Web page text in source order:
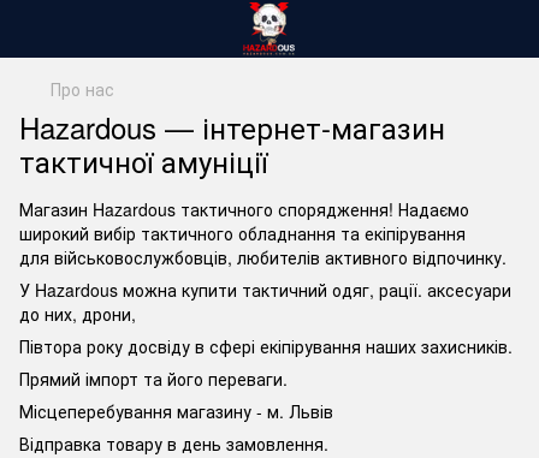
Про нас
Hazardous — інтернет-магазин
тактичної амуніції
Магазин Hazardous тактичного спорядження! Надаємо
широкий вибір тактичного обладнання та екіпірування
для військовослужбовців, любителів активного відпочинку.
У Hazardous можна купити тактичний одяг, рації. аксесуари
до них, дрони,
Півтора року досвіду в сфері екіпірування наших захисників.
Прямий імпорт та його переваги.
Місцеперебування магазину - м. Львів
Відправка товару в день замовлення.